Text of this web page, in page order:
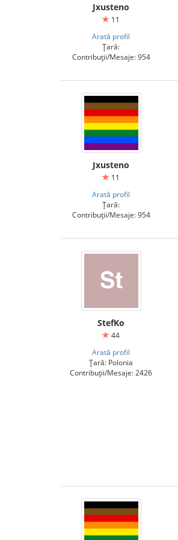
Jxusteno
11
Arată profil
Țară:
Contribuții/Mesaje: 954
Jxusteno
11
Arată profil
Țară:
Contribuții/Mesaje: 954
StefKo
44
Arată profil
Țară: Polonia
Contribuții/Mesaje: 2426